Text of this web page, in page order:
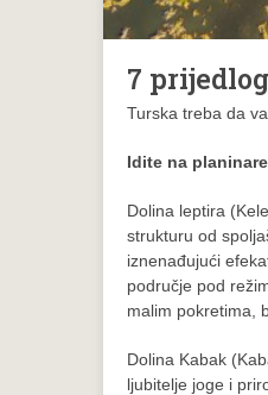
7
Turska treba da
Idite na
Dolina leptira
strukturu od
iznenađujući
područje pod
malim pokretima,
Dolina Kabak
ljubitelje joge i